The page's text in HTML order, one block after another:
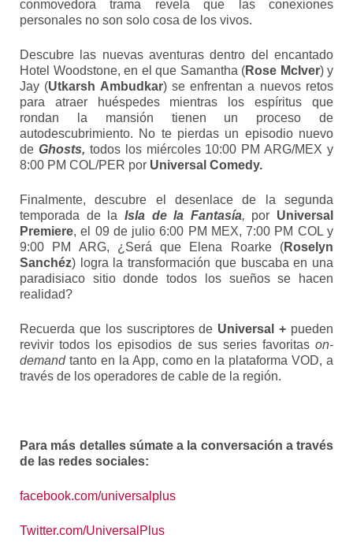
conmovedora trama revela que las conexiones
personales no son solo cosa de los vivos.
Descubre las nuevas aventuras dentro del encantado
Hotel Woodstone, en el que Samantha (Rose McIver) y
Jay (Utkarsh Ambudkar) se enfrentan a nuevos retos
para atraer huéspedes mientras los espíritus que
rondan la mansión tienen un proceso de
autodescubrimiento. No te pierdas un episodio nuevo
de Ghosts, todos los miércoles 10:00 PM ARG/MEX y
8:00 PM COL/PER por Universal Comedy.
Finalmente, descubre el desenlace de la segunda
temporada de la Isla de la Fantasía, por Universal
Premiere, el 09 de julio 6:00 PM MEX, 7:00 PM COL y
9:00 PM ARG, ¿Será que Elena Roarke (Roselyn
Sanchéz) logra la transformación que buscaba en una
paradisiaco sitio donde todos los sueños se hacen
realidad?
Recuerda que los suscriptores de Universal + pueden
revivir todos los episodios de sus series favoritas on-
demand tanto en la App, como en la plataforma VOD, a
través de los operadores de cable de la región.
Para más detalles súmate a la conversación a través
de las redes sociales:
facebook.com/universalplus
Twitter.com/UniversalPlus